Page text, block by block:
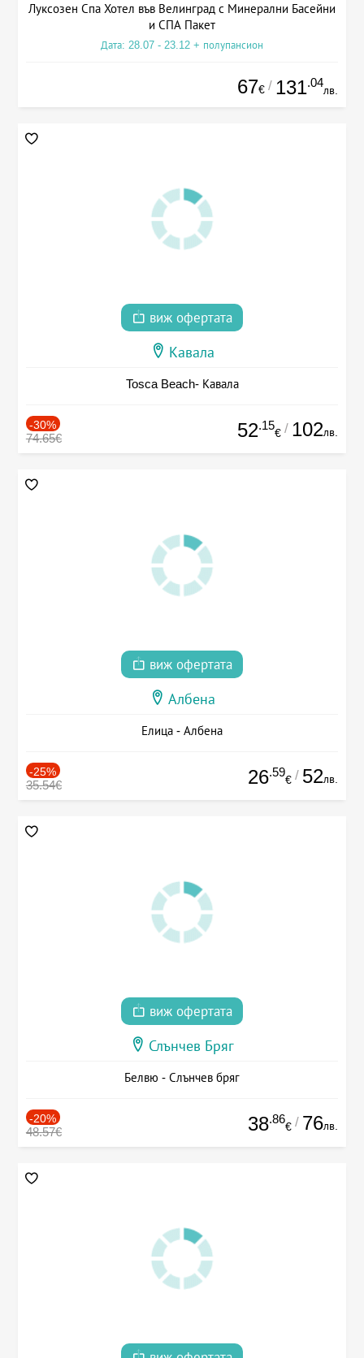
Луксозен Спа Хотел във Велинград с Минерални Басейни
и СПА Пакет
Дата: 28.07 - 23.12 + полупансион
67€ / 131.04
лв.
виж офертата
Кавала
Tosca Beach- Кавала
-30%
74.65€ 52.15
€ / 102лв.
виж офертата
Албена
Елица - Албена
-25%
35.54€ 26.59
€ / 52лв.
виж офертата
Слънчев Бряг
Белвю - Слънчев бряг
-20%
48.57€ 38.86
€ / 76лв.